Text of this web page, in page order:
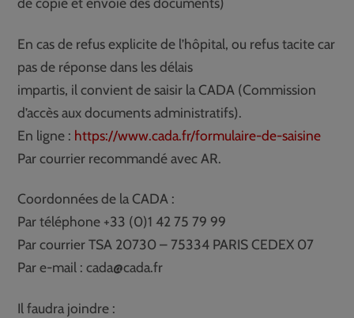
En cas de refus explicite de l’hôpital, ou refus tacite car
pas de réponse dans les délais
impartis, il convient de saisir la CADA (Commission
d’accès aux documents administratifs).
En ligne : https://www.cada.fr/formulaire-de-saisine
Par courrier recommandé avec AR.
Coordonnées de la CADA :
Par téléphone +33 (0)1 42 75 79 99
Par courrier TSA 20730 – 75334 PARIS CEDEX 07
Par e-mail : cada@cada.fr
Il faudra joindre :